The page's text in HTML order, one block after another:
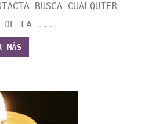
BUSCA CUALQUIER
DE LA ...
MÁS